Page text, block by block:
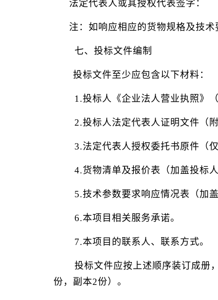
法定代表人或其授权代表签字：
注：如响应相应的货物规格及技术
七、投标文件编制
投标文件至少应包含以下材料：
1 .投标人《企业法人营业执照》
2.投标人法定代表人证明文件（
3.法定代表人授权委托书原件（
4.货物清单及报价表（加盖投标
5.技术参数要求响应情况表（加
6.本项目相关服务承诺。
7.本项目的联系人、联系方式。
投标文件应按上述顺序装订成册
份， 副本2份）。